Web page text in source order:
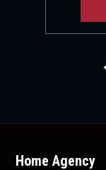
Home Agency